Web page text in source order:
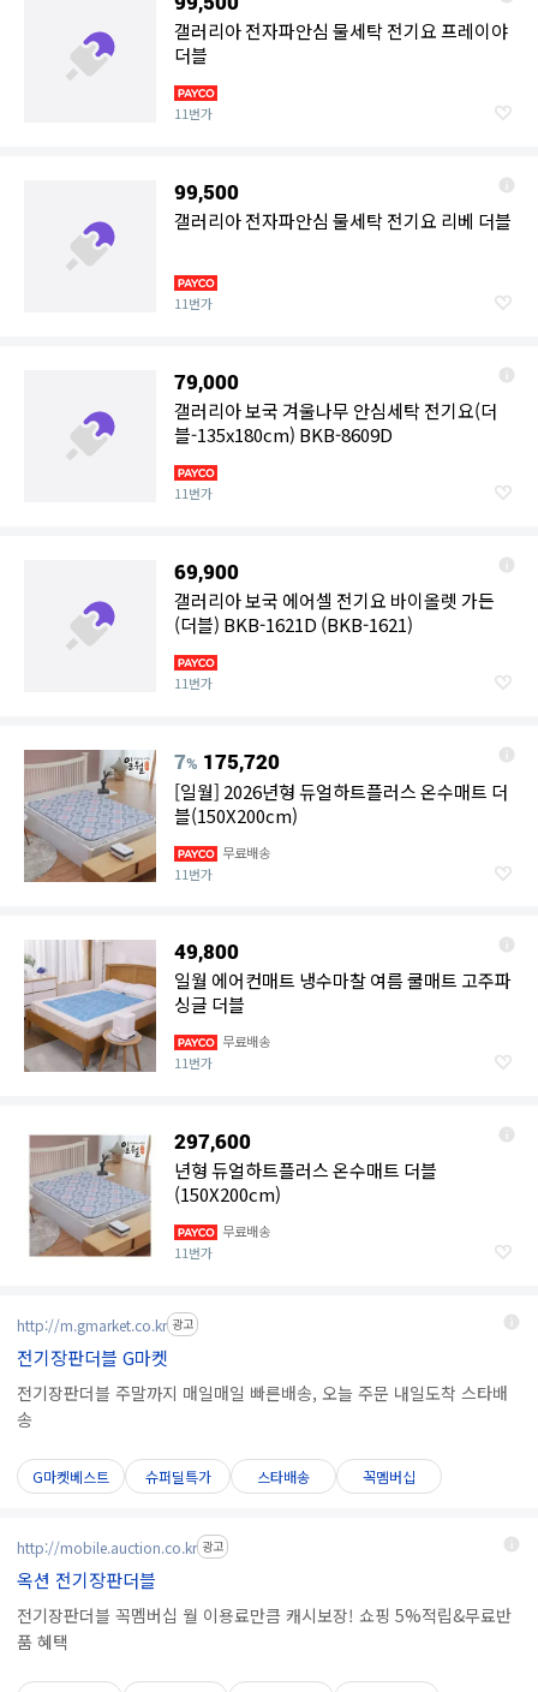
갤러리아 전자파안심 물세탁 전기요 프레이야
더블
11번가
99,500
갤러리아 전자파안심 물세탁 전기요 리베 더블
11번가
79,000
갤러리아 보국 겨울나무 안심세탁 전기요(더
블-135x180cm) BKB-8609D
11번가
69,900
갤러리아 보국 에어셀 전기요 바이올렛 가든
(더블) BKB-1621D (BKB-1621)
11번가
7% 175,720
[일월] 2026년형 듀얼하트플러스 온수매트 더
블(150X200cm)
무료배송
11번가
49,800
일월 에어컨매트 냉수마찰 여름 쿨매트 고주파
싱글 더블
무료배송
11번가
297,600
년형 듀얼하트플러스 온수매트 더블
(150X200cm)
무료배송
11번가
http://m.gmarket.co.kr 광고
전기장판더블 G마켓
전기장판더블 주말까지 매일매일 빠른배송, 오늘 주문 내일도착 스타배
송
G마켓베스트 슈퍼딜특가 스타배송 꼭멤버십
http://mobile.auction.co.kr 광고
옥션 전기장판더블
전기장판더블 꼭멤버십 월 이용료만큼 캐시보장! 쇼핑 5%적립&무료반
품 혜택